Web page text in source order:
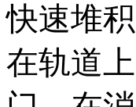
快速堆
在轨道